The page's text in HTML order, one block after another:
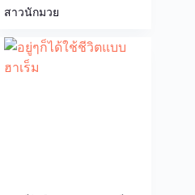
สาวนักมวย